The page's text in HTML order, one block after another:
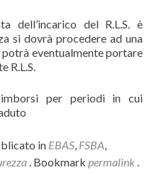
dell’incarico del R.L.S. è
si dovrà procedere ad una
eventualmente portare
R.L.S.
per periodi in cui
in EBAS, FSBA,
. Bookmark permalink .